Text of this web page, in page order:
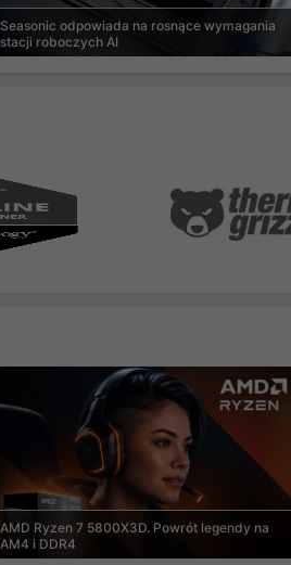
Seasonic odpowiada na rosnące wymagania
stacji roboczych AI
AMD Ryzen 7 5800X3D. Powrót legendy na
AM4 i DDR4